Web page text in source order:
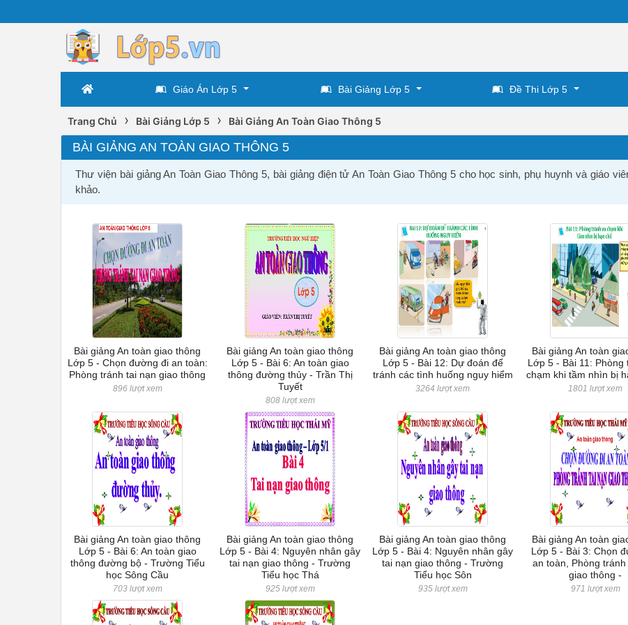
Giáo Án Lớp 5 Bài Giảng Lớp 5 Đề Thi Lớp 5
Trang Chủ › Bài Giảng Lớp 5 › Bài Giảng An Toàn Giao Thông 5
BÀI GIẢNG AN TOÀN GIAO THÔNG 5
Thư viện bài giảng An Toàn Giao Thông 5, bài giảng điện tử An Toàn Giao Thông 5 cho học sinh, phụ huynh và giáo
khảo.
Bài giảng An toàn giao thông
Lớp 5 - Chọn đường đi an toàn:
Phòng tránh tai nạn giao thông
896 lượt xem
Bài giảng An toàn giao thông
Lớp 5 - Bài 6: An toàn giao
thông đường thủy - Trần Thị
Tuyết
808 lượt xem
Bài giảng An toàn giao thông
Lớp 5 - Bài 12: Dự đoán để
tránh các tình huống nguy hiểm
3264 lượt xem
Bài giảng An toàn
Lớp 5 - Bài 11: Phòng
chạm khi tầm nhìn bị
1801 lượt xem
Bài giảng An toàn giao thông
Lớp 5 - Bài 6: An toàn giao
thông đường bộ - Trường Tiểu
học Sông Cầu
703 lượt xem
Bài giảng An toàn giao thông
Lớp 5 - Bài 4: Nguyên nhân gây
tai nạn giao thông - Trường
Tiểu học Thá
925 lượt xem
Bài giảng An toàn giao thông
Lớp 5 - Bài 4: Nguyên nhân gây
tai nạn giao thông - Trường
Tiểu học Sôn
935 lượt xem
Bài giảng An toàn
Lớp 5 - Bài 3: Chọn
an toàn, Phòng tránh
giao thông -
971 lượt xem